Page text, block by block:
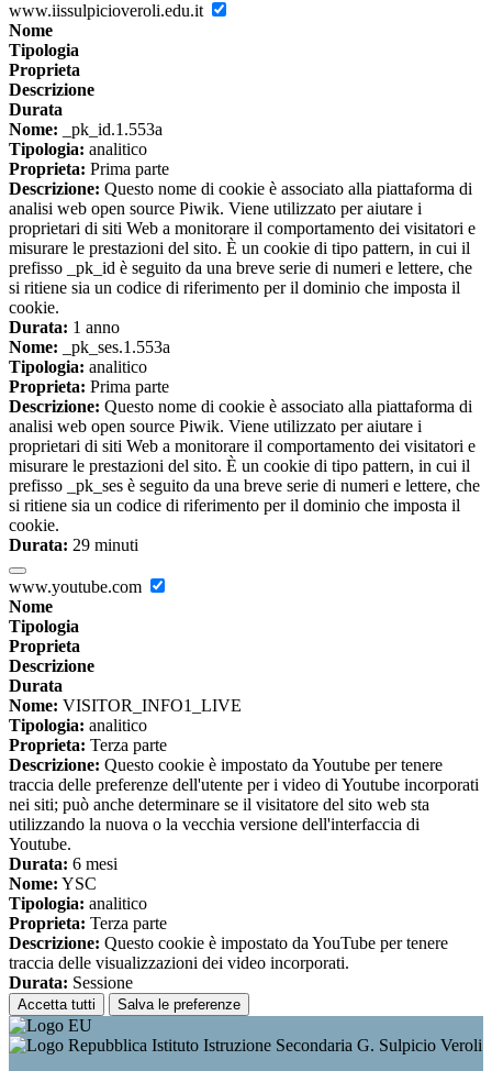
www.iissulpicioveroli.edu.it
Nome
Tipologia
Proprieta
Descrizione
Durata
Nome: _pk_id.1.553a
Tipologia: analitico
Proprieta: Prima parte
Descrizione: Questo nome di cookie è associato alla piattaforma di
analisi web open source Piwik. Viene utilizzato per aiutare i
proprietari di siti Web a monitorare il comportamento dei visitatori e
misurare le prestazioni del sito. È un cookie di tipo pattern, in cui il
prefisso _pk_id è seguito da una breve serie di numeri e lettere, che
si ritiene sia un codice di riferimento per il dominio che imposta il
cookie.
Durata: 1 anno
Nome: _pk_ses.1.553a
Tipologia: analitico
Proprieta: Prima parte
Descrizione: Questo nome di cookie è associato alla piattaforma di
analisi web open source Piwik. Viene utilizzato per aiutare i
proprietari di siti Web a monitorare il comportamento dei visitatori e
misurare le prestazioni del sito. È un cookie di tipo pattern, in cui il
prefisso _pk_ses è seguito da una breve serie di numeri e lettere, che
si ritiene sia un codice di riferimento per il dominio che imposta il
cookie.
Durata: 29 minuti
www.youtube.com
Nome
Tipologia
Proprieta
Descrizione
Durata
Nome: VISITOR_INFO1_LIVE
Tipologia: analitico
Proprieta: Terza parte
Descrizione: Questo cookie è impostato da Youtube per tenere
traccia delle preferenze dell'utente per i video di Youtube incorporati
nei siti; può anche determinare se il visitatore del sito web sta
utilizzando la nuova o la vecchia versione dell'interfaccia di
Youtube.
Durata: 6 mesi
Nome: YSC
Tipologia: analitico
Proprieta: Terza parte
Descrizione: Questo cookie è impostato da YouTube per tenere
traccia delle visualizzazioni dei video incorporati.
Durata: Sessione
Accetta tutti Salva le preferenze
Istituto Istruzione Secondaria G. Sulpicio Veroli